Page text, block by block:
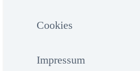
Cookies
Impressum